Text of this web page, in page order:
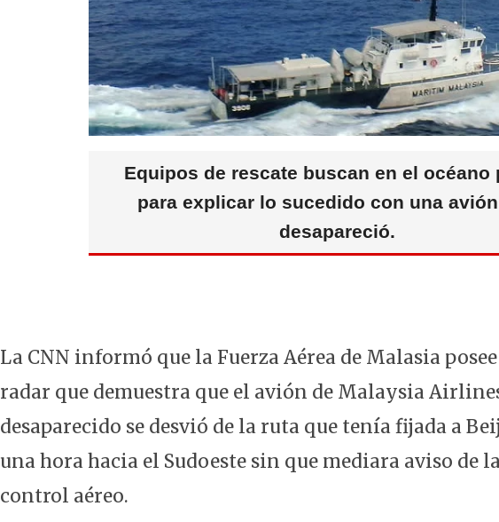
p
p
o
o
k
m
Equipos de rescate buscan en el océano
para explicar lo sucedido con una
desapareció.
La CNN informó que la Fuerza Aérea de Malasia
radar que demuestra que el avión de Malaysia
desaparecido se desvió de la ruta que tenía fijada a
una hora hacia el Sudoeste sin que mediara aviso de
control aéreo.